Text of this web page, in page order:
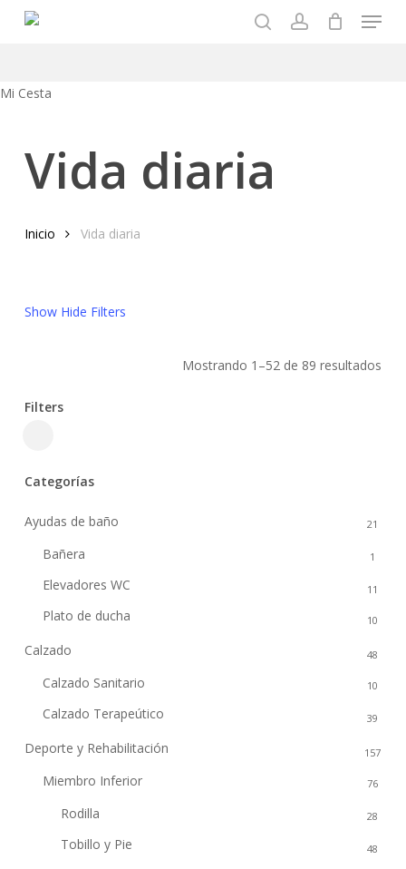
Menu
Mi Cesta
Vida diaria
Inicio Vida diaria
Show Hide Filters
Mostrando 1–52 de 89 resultados
Filters
Categorías
Ayudas de baño 21
Bañera 1
Elevadores WC 11
Plato de ducha 10
Calzado 48
Calzado Sanitario 10
Calzado Terapeútico 39
Deporte y Rehabilitación 157
Miembro Inferior 76
Rodilla 28
Tobillo y Pie 48